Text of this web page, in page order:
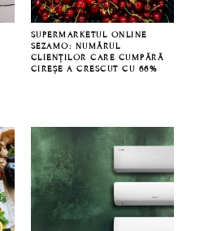
SUPERMARKETUL ONLINE
SEZAMO: NUMĂRUL
CLIENȚILOR CARE CUMPĂRĂ
CIREȘE A CRESCUT CU 66%